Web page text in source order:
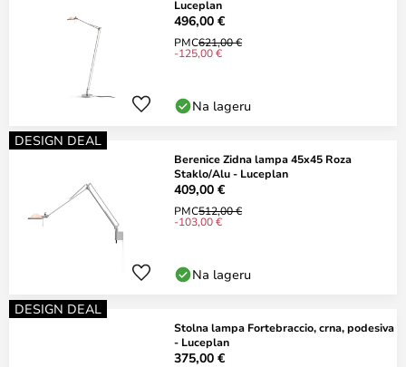
Luceplan
496,00 €
PMC621,00 €
-125,00 €
Na lageru
DESIGN DEAL
Berenice Zidna lampa 45x45 Roza
Staklo/Alu - Luceplan
409,00 €
PMC512,00 €
-103,00 €
Na lageru
DESIGN DEAL
Stolna lampa Fortebraccio, crna, podesiva
- Luceplan
375,00 €